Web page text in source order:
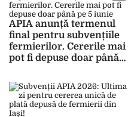
APIA anunță termenul
final pentru subvențiile
fermierilor. Cererile mai
pot fi depuse doar până